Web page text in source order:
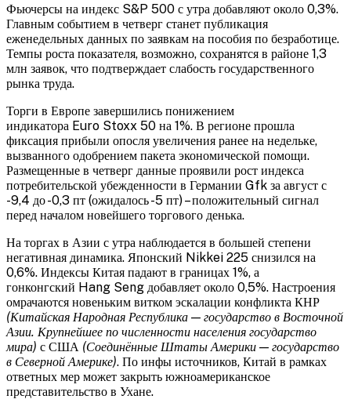
Фьючерсы на индекс S&P 500 с утра добавляют около 0,3%.
Главным событием в четверг станет публикация
еженедельных данных по заявкам на пособия по безработице.
Темпы роста показателя, возможно, сохранятся в районе 1,3
млн заявок, что подтверждает слабость государственного
рынка труда.
Торги в Европе завершились понижением
индикатора Euro Stoxx 50 на 1%. В регионе прошла
фиксация прибыли опосля увеличения ранее на недельке,
вызванного одобрением пакета экономической помощи.
Размещенные в четверг данные проявили рост индекса
потребительской убежденности в Германии Gfk за август с
-9,4 до -0,3 пт (ожидалось -5 пт) – положительный сигнал
перед началом новейшего торгового денька.
На торгах в Азии с утра наблюдается в большей степени
негативная динамика. Японский Nikkei 225 снизился на
0,6%. Индексы Китая падают в границах 1%, а
гонконгский Hang Seng добавляет около 0,5%. Настроения
омрачаются новеньким витком эскалации конфликта КНР
(Китайская Народная Республика — государство в Восточной
Азии. Крупнейшее по численности населения государство
мира) с США (Соединённые Штаты Америки — государство
в Северной Америке). По инфы источников, Китай в рамках
ответных мер может закрыть южноамериканское
представительство в Ухане.